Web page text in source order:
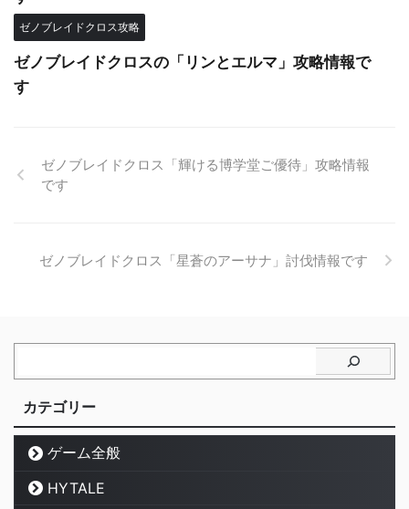
ゼノブレイドクロス攻略
ゼノブレイドクロスの「リンとエルマ」攻略情報で
す
ゼノブレイドクロス「輝ける博学堂ご優待」攻略情報
です
ゼノブレイドクロス「星蒼のアーサナ」討伐情報です
カテゴリー
ゲーム全般
HYTALE